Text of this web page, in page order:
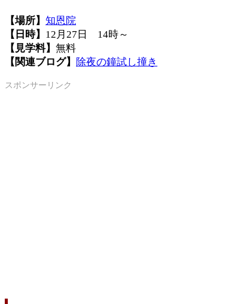
【場所】 知恩院
【日時】 12月27日 14時～
【見学料】 無料
【関連ブログ】
除夜の鐘試し撞き
スポンサーリンク